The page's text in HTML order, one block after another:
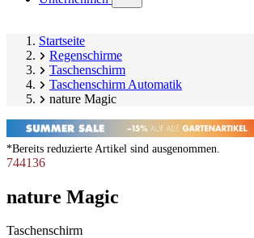
submenu)
Startseite
Regenschirme
Taschenschirm
Taschenschirm Automatik
nature Magic
*Bereits reduzierte Artikel sind ausgenommen.
744136
nature Magic
Taschenschirm